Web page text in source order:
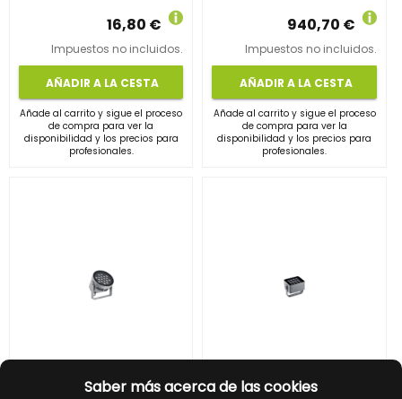
Saber más acerca de las cookies
16,80 €
Impuestos no incluidos.
AÑADIR A LA CESTA
Añade al carrito y sigue el proceso
de compra para ver la
disponibilidad y los precios para
profesionales.
940,70 €
Impuestos no incluidos.
AÑADIR A LA CESTA
Añade al carrito y sigue el proceso
de compra para ver la
disponibilidad y los precios para
profesionales.